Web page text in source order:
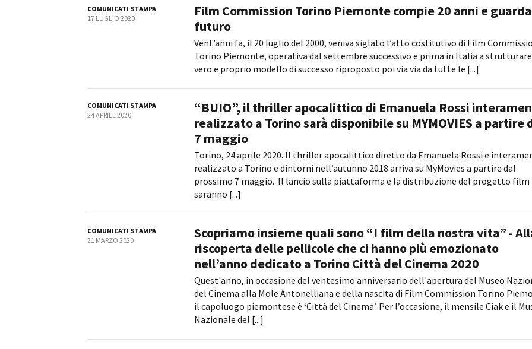
COMUNICATI STAMPA
17 LUGLIO 2020
Film Commission Torino Piemonte compie 20 anni e
futuro
Vent’anni fa, il 20 luglio del 2000, veniva siglato l’atto costitutivo di Film
Torino Piemonte, operativa dal settembre successivo e prima in Italia a
vero e proprio modello di successo riproposto poi via via da tutte le [...]
COMUNICATI STAMPA
24 APRILE 2020
“BUIO”, il thriller apocalittico di Emanuela Rossi
realizzato a Torino sarà disponibile su MYMOVIES a partire
7 maggio
Torino, 24 aprile 2020. Il thriller apocalittico diretto da Emanuela Rossi e
realizzato a Torino e dintorni nell’autunno 2018 arriva su MyMovies a partire dal
prossimo 7 maggio. Il lancio sulla piattaforma e la distribuzione del progetto film
saranno [...]
COMUNICATI STAMPA
31 MARZO 2020
Scopriamo insieme quali sono “I film della nostra vita” -
riscoperta delle pellicole che ci hanno più emozionato
nell’anno dedicato a Torino Città del Cinema 2020
Quest'anno, in occasione del ventesimo anniversario dell'apertura del Museo
del Cinema alla Mole Antonelliana e della nascita di Film Commission Torino
il capoluogo piemontese è ‘Città del Cinema’. Per l’occasione, il mensile Ciak e il
Nazionale del [...]